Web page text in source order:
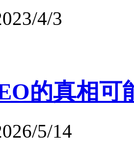
4/3
的真相可
5/14